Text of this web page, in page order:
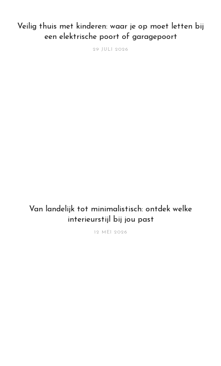
Veilig thuis met kinderen: waar je op moet letten bij
een elektrische poort of garagepoort
29 JULI 2026
Van landelijk tot minimalistisch: ontdek welke
interieurstijl bij jou past
12 MEI 2026